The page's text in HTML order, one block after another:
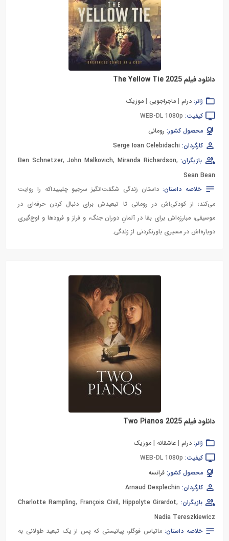
دانلود فیلم The Yellow Tie 2025
ژانر: درام | ماجراجویی | موزیک
کیفیت: WEB-DL 1080p
محصول کشور: رومانی
کارگردان: Serge Ioan Celebidachi
بازیگران:
Ben Schnetzer,John Malkovich, Miranda Richardson,
Sean Bean
خلاصه داستان: داستان زندگی شگفت‌انگیز سرجیو چلیبیداکه را روایت
می‌کند؛ از کودکی‌اش در رومانی تا تبعیدش برای دنبال کردن حرفه‌ای در
موسیقی، مبارزه‌اش برای بقا در آلمانِ دوران جنگ، و فراز و فرودها و اوج‌گیری
دوباره‌اش در مسیری باورنکردنی از زندگی.
دانلود فیلم Two Pianos 2025
ژانر: درام | عاشقانه | موزیک
کیفیت: WEB-DL 1080p
محصول کشور: فرانسه
کارگردان: Arnaud Desplechin
بازیگران:
Charlotte Rampling, François Civil,Hippolyte Girardot,
Nadia Tereszkiewicz
خلاصه داستان:ماتیاس فوگلر، پیانیستی که پس از یک تبعید طولانی به